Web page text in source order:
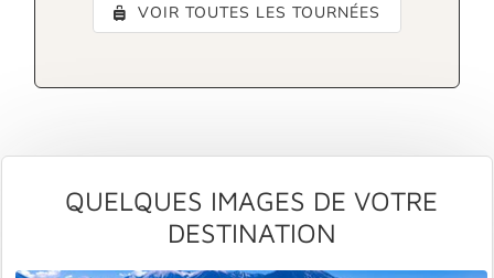
VOIR TOUTES LES TOURNÉES
QUELQUES IMAGES DE VOTRE
DESTINATION